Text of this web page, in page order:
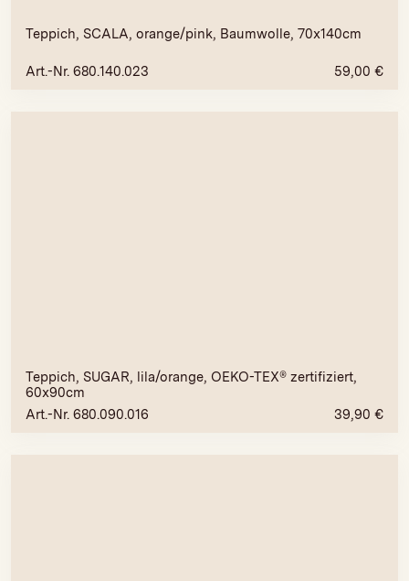
Teppich, SCALA, orange/pink, Baumwolle, 70x140cm
Art.-Nr. 680.140.023 59,00 €
Teppich, SUGAR, lila/orange, OEKO-TEX® zertifiziert,
60x90cm
Art.-Nr. 680.090.016
39,90 €